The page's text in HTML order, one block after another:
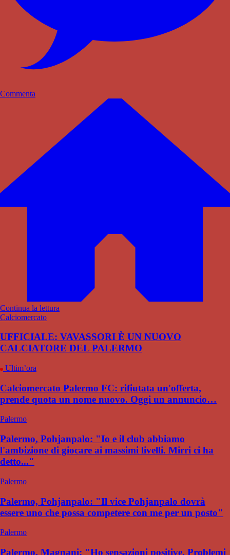
Commenta
Continua la lettura
Calciomercato
UFFICIALE: VAVASSORI È UN NUOVO
CALCIATORE DEL PALERMO
Ultim’ora
Calciomercato Palermo FC: rifiutata un'offerta,
prende quota un nome nuovo. Oggi un annuncio…
Palermo
Palermo, Pohjanpalo: "Io e il club abbiamo
l'ambizione di giocare ai massimi livelli. Mirri ci ha
detto..."
Palermo
Palermo, Pohjanpalo: "Il vice Pohjanpalo dovrà
essere uno che possa competere con me per un posto"
Palermo
Palermo, Magnani: "Ho sensazioni positive. Problemi